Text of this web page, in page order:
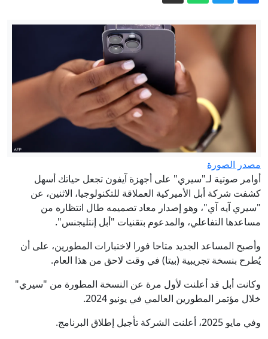
حرب اليمن.. إلى أين يتجه التصعيد بين
الحوثيين والسعودية؟
سوريا.. قتلى وجرحى في انفجار عبوة
ناسفة بحافلة نقل ركاب قرب دمشق
قتيلان بانفجار استهدف حافلة ركاب في
ريف دمشق
الدفاع اليمنية: الحوثي نفذ هجوما بالصواريخ
المناسبين
مفاوضات روما.. إسرائيل ترفض تحديد
مناطق انسحاب جديدة في جنوب لبنان"
مصدر الصورة
أوامر صوتية لـ"سيري" على أجهزة آيفون تجعل حياتك أسهل
كشفت شركة أبل الأميركية العملاقة للتكنولوجيا، الاثنين، عن
"سيري آيه آي"، وهو إصدار معاد تصميمه طال انتظاره من
مساعدها التفاعلي، والمدعوم بتقنيات "أبل إنتليجنس".
وأصبح المساعد الجديد متاحا فورا لاختبارات المطورين، على أن
يُطرح بنسخة تجريبية (بيتا) في وقت لاحق من هذا العام.
وكانت أبل قد أعلنت لأول مرة عن النسخة المطورة من "سيري"
خلال مؤتمر المطورين العالمي في يونيو 2024.
وفي مايو 2025، أعلنت الشركة تأجيل إطلاق البرنامج.